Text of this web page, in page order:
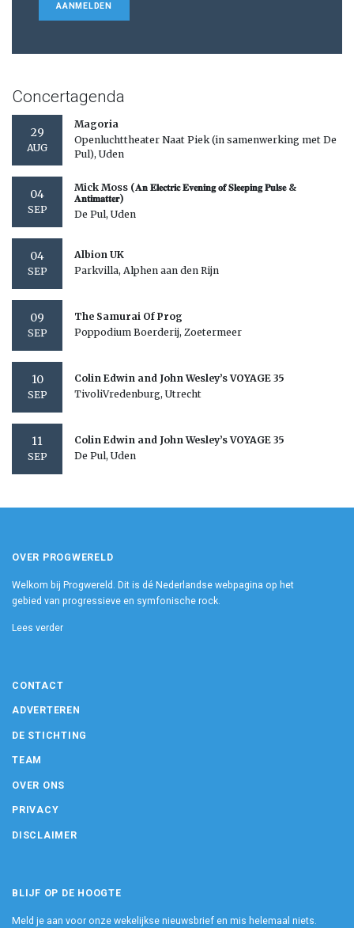
AANMELDEN
Concertagenda
29
AUG
Magoria
Openluchttheater Naat Piek (in samenwerking met De
Pul), Uden
04
SEP
Mick Moss (𝐀𝐧 𝐄𝐥𝐞𝐜𝐭𝐫𝐢𝐜 𝐄𝐯𝐞𝐧𝐢𝐧𝐠 𝐨𝐟 𝐒𝐥𝐞𝐞𝐩𝐢𝐧𝐠 𝐏𝐮𝐥𝐬𝐞 &
𝐀𝐧𝐭𝐢𝐦𝐚𝐭𝐭𝐞𝐫)
De Pul, Uden
04
SEP
Albion UK
Parkvilla, Alphen aan den Rijn
09
SEP
The Samurai Of Prog
Poppodium Boerderij, Zoetermeer
10
SEP
Colin Edwin and John Wesley’s VOYAGE 35
TivoliVredenburg, Utrecht
11
SEP
Colin Edwin and John Wesley’s VOYAGE 35
De Pul, Uden
OVER PROGWERELD
Welkom bij Progwereld. Dit is dé Nederlandse webpagina op het
gebied van progressieve en symfonische rock.
Lees verder
CONTACT
ADVERTEREN
DE STICHTING
TEAM
OVER ONS
PRIVACY
DISCLAIMER
BLIJF OP DE HOOGTE
Meld je aan voor onze wekelijkse nieuwsbrief en mis helemaal niets.